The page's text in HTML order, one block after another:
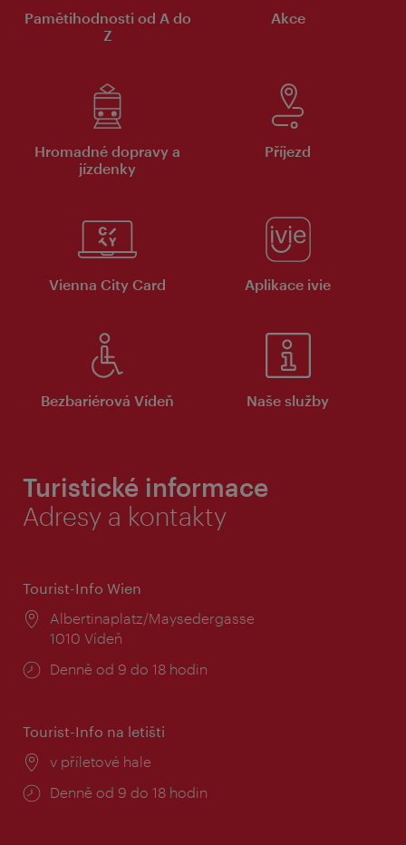
Pamětihodnosti od A do
Z
Akce
Hromadné dopravy a
jízdenky
Příjezd
Vienna City Card Aplikace ivie
Bezbariérová Vídeň Naše služby
Turistické informace
Adresy a kontakty
Tourist-Info Wien
Místo:
Albertinaplatz/Maysedergasse
1010 Vídeň
Provozní
Denně od 9 do 18 hodin
Tourist-Info na letišti
Místo:
v příletové hale
Provozní
Denně od 9 do 18 hodin